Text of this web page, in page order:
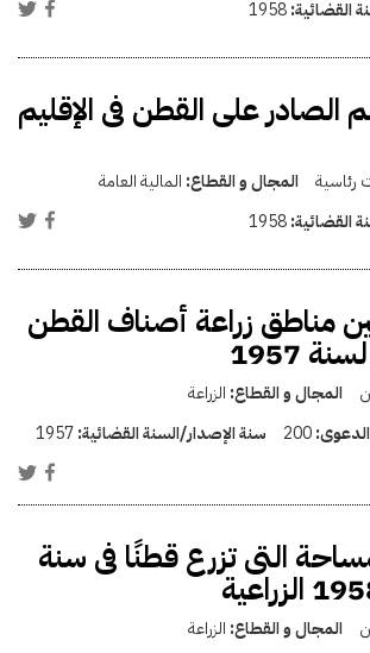
القضائية:1958
الصادر على القطن فى الإقليم
رئاسية المجال و القطاع: المالية العامة
القضائية:1958
مناطق زراعة أصناف القطن
المجال و القطاع: الزراعة
200 سنة الإصدار/السنة القضائية:1957
التى تزرع قطنًا فى سنة
المجال و القطاع: الزراعة